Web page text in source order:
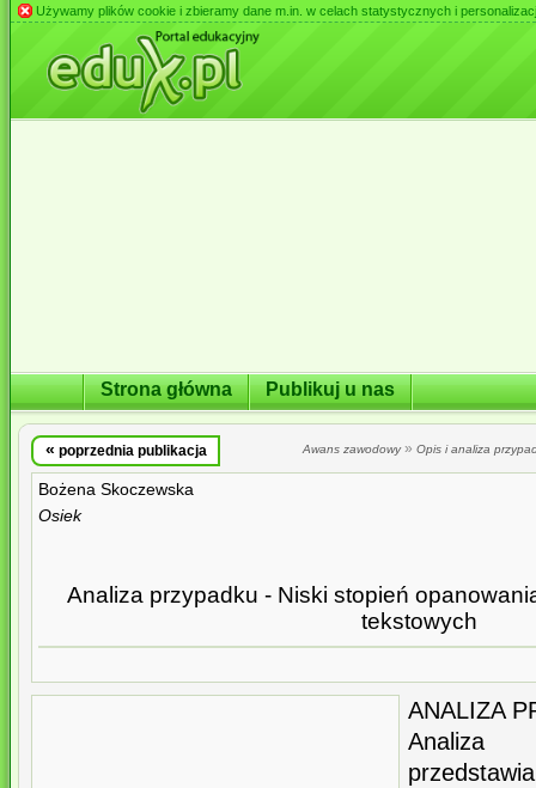
Używamy plików cookie i zbieramy dane m.in. w celach statystycznych i
Strona główna Publikuj u nas
« poprzednia publikacja Awans zawodowy» Opis i analiza
Bożena Skoczewska
Osiek
Analiza przypadku - Niski stopień
tekstowych
ANALIZA
Analiza